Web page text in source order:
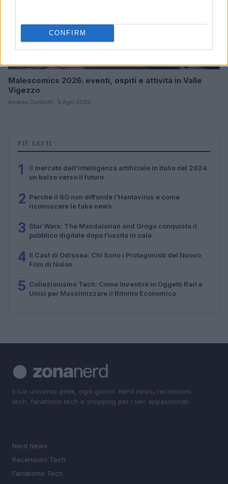
CONFIRM
Malescomics 2026: eventi, ospiti e attività in Valle
Vigezzo
Andrea Conforti · 5 Ago 2026
PIÙ LETTI
1
Il mercato dell’intelligenza artificiale in Italia nel 2024:
un balzo verso il futuro
2 Perché il 6G non diffonde l’Hantavirus e come
riconoscere le fake news
3 Star Wars: The Mandalorian and Grogu conquista il
pubblico digitale dopo l’uscita in sala
4 Il Cast di Odissea: Chi Sono i Protagonisti del Nuovo
Film di Nolan
5 Collezionismo Tech: Come Investire in Oggetti Rari e
Unici per Massimizzare il Ritorno Economico
Il tuo universo geek, ogni giorno. Nerd news, recensioni
tech, fanatismo tech e shopping per i veri appassionati.
Nerd News
Recensioni Tech
Fanatismo Tech